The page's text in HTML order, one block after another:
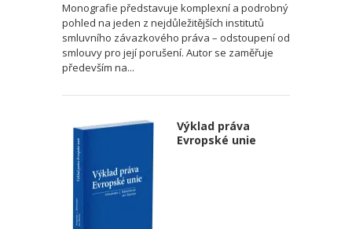
Monografie představuje komplexní a podrobný
pohled na jeden z nejdůležitějších institutů
smluvního závazkového práva – odstoupení od
smlouvy pro její porušení. Autor se zaměřuje
především na...
Výklad práva
Evropské unie